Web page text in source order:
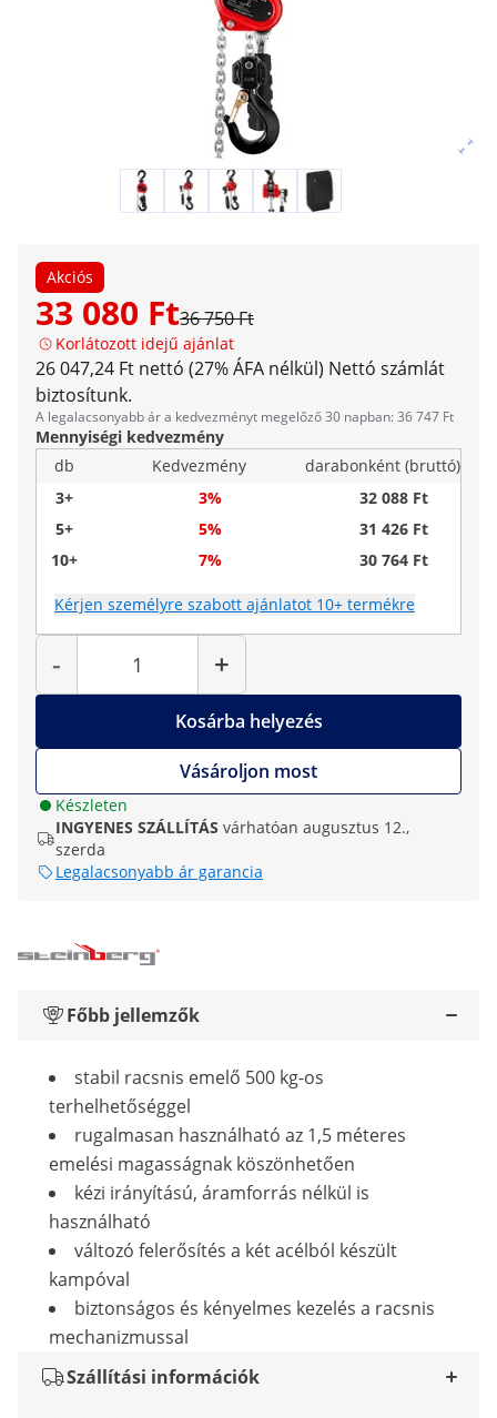
Akciós
33 080 Ft36 750 Ft
Korlátozott idejű ajánlat
26 047,24 Ft nettó (27% ÁFA nélkül) Nettó számlát
biztosítunk.
A legalacsonyabb ár a kedvezményt megelőző 30 napban: 36 747 Ft
Mennyiségi kedvezmény
db
Kedvezmény
darabonként (bruttó)
3+
3%
32 088 Ft
5+
5%
31 426 Ft
10+
7% 30 764 Ft
Kérjen személyre szabott ajánlatot 10+ termékre
-
Mennyiség
+
Kosárba helyezés
Vásároljon most
Készleten
INGYENES SZÁLLÍTÁS várhatóan augusztus 12.,
szerda
Legalacsonyabb ár garancia
Főbb jellemzők
stabil racsnis emelő 500 kg-os
terhelhetőséggel
rugalmasan használható az 1,5 méteres
emelési magasságnak köszönhetően
kézi irányítású, áramforrás nélkül is
használható
változó felerősítés a két acélból készült
kampóval
biztonságos és kényelmes kezelés a racsnis
mechanizmussal
Szállítási információk